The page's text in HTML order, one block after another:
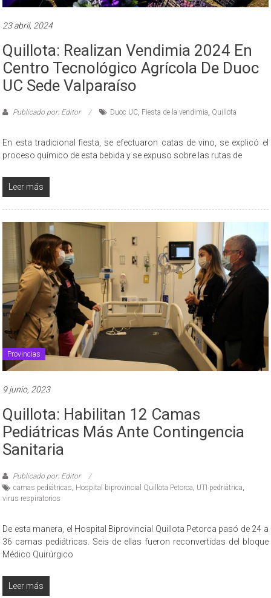
23 abril, 2024
Quillota: Realizan Vendimia 2024 En
Centro Tecnológico Agrícola De Duoc
UC Sede Valparaíso
Publicado por: Editor Duoc UC, Fiesta de la vendimia, Quillota
En esta tradicional fiesta, se efectuaron catas de vino, se explicó el
proceso químico de esta bebida y se expuso sobre las rutas de
Leer más
Provincias
9 junio, 2023
Quillota: Habilitan 12 Camas
Pediátricas Más Ante Contingencia
Sanitaria
Publicado por: Editor
camas pediátricas, Hospital biprovincial Quillota Petorca, UTI pedriátrica,
virus respiratorios
De esta manera, el Hospital Biprovincial Quillota Petorca pasó de 24 a
36 camas pediátricas. Seis de ellas fueron reconvertidas del bloque
Médico Quirúrgico
Leer más